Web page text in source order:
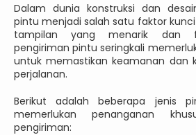
Dalam dunia konstruksi dan
pintu menjadi salah satu faktor
tampilan yang menarik dan
pengiriman pintu seringkali
untuk memastikan keamanan dan
perjalanan.
Berikut adalah beberapa jenis
memerlukan penanganan
pengiriman: